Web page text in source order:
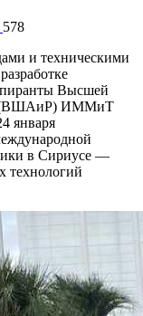
578
и техническими
Высшей
(ВШАиР) ИММиТ
января
в Сириусе —
технологий